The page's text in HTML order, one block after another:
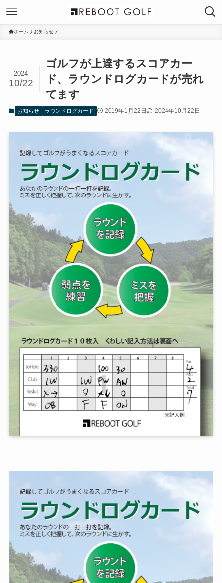
ホーム お知らせ
ゴルフが上達するスコアカー
ド、ラウンドログカードが売れ
てます
2024
10/22
お知らせ ラウンドログカード 2019年1月22日 2024年10月22日